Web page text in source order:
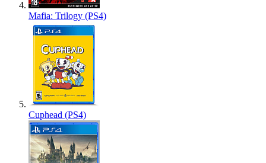
Mafia: Trilogy (PS4)
Cuphead (PS4)